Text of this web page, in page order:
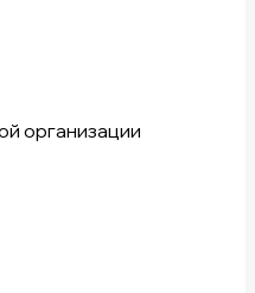
организации